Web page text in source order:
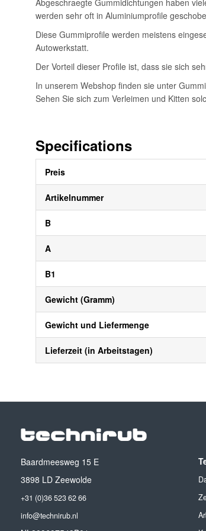
Abgeschraegte Gummidichtungen haben
werden sehr oft in Aluminiumprofile
Diese Gummiprofile werden meistens
Autowerkstatt.
Der Vorteil dieser Profile ist, dass sie sich
In unserem Webshop finden sie unter
Sehen Sie sich zum Verleimen und Kitten
Specifications
Informationen
Preis
Artikelnummer
B
A
B1
Gewicht (Gramm)
Gewicht und Liefermenge
Lieferzeit (in Arbeitstagen)
Baardmeesweg 15 E
3898 LD Zeewolde
+31 (0)36 523 62 66
info@technirub.nl